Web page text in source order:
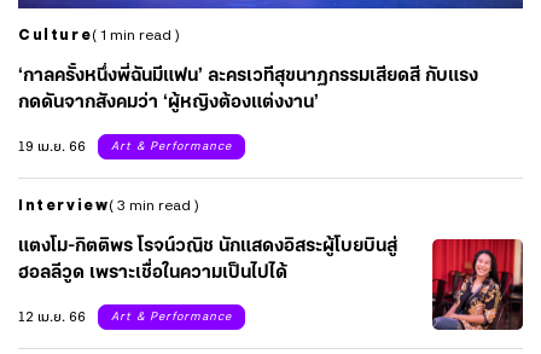
Culture( 1 min read )
‘กาลครั้งหนึ่งพี่ฉันมีแฟน’ ละครเวทีสุขนาฏกรรมเสียดสี กับแรง
กดดันจากสังคมว่า ‘ผู้หญิงต้องแต่งงาน’
19 เม.ย. 66
Art & Performance
Interview( 3 min read )
แตงโม-กิตติพร โรจน์วณิช นักแสดงอิสระผู้โบยบินสู่
ฮอลลีวูด เพราะเชื่อในความเป็นไปได้
12 เม.ย. 66
Art & Performance